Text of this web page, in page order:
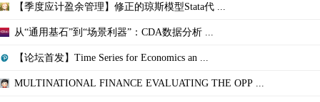
【季度应计盈余管理】修正的琼斯模型Stata代 ...
从“通用基石”到“场景利器”：CDA数据分析 ...
【论坛首发】Time Series for Economics an ...
MULTINATIONAL FINANCE EVALUATING THE OPP ...